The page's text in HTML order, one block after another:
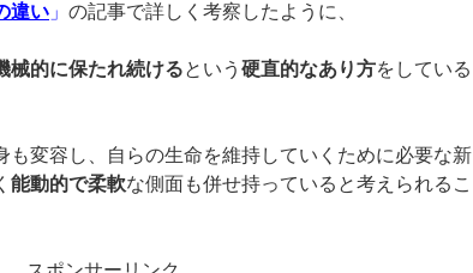
違い 」 の記事で詳しく考察したように、
械的に保たれ続けるという 硬直的なあり方をしている
も変容し、自らの生命を維持していくために必要な新
能動的で柔軟な側面も併せ持っていると考えられるこ